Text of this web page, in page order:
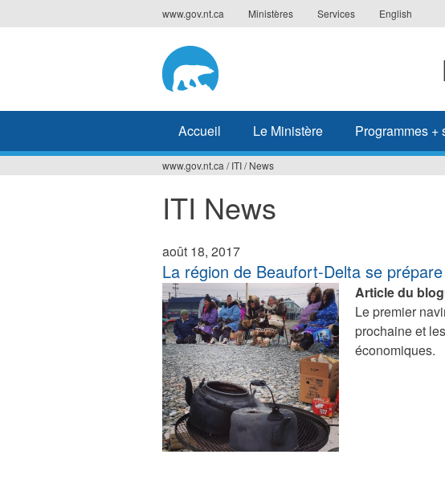
to
www.gov.nt.ca Ministères Services English
Accueil Le Ministère Programmes +
êtes
www.gov.nt.ca / ITI/ News
ITI News
août 18, 2017
La région de Beaufort-Delta se
Article du
Le premier
prochaine et
économiques.